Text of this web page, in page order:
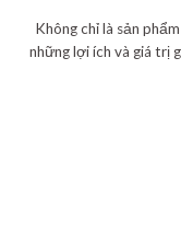
Không chỉ là sản
những lợi ích và giá trị